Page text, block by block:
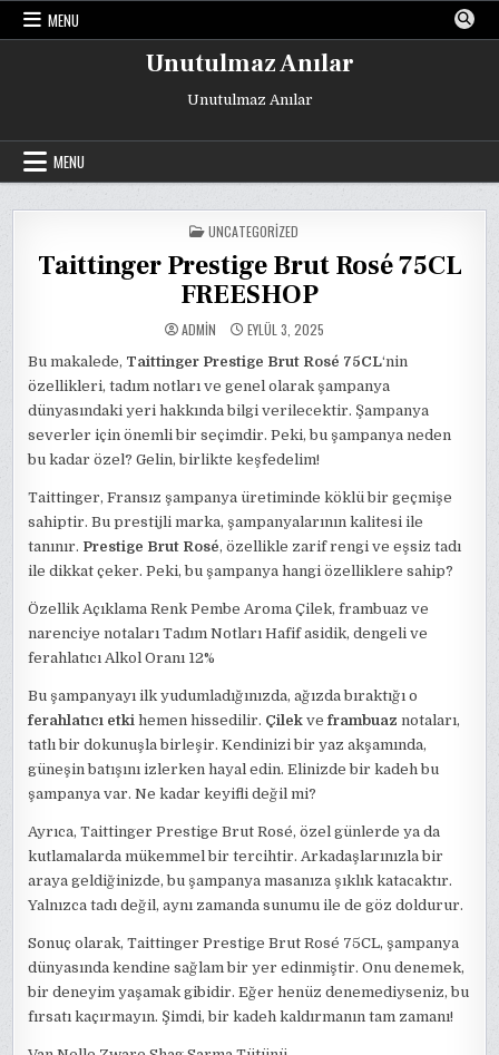
Skip
MENU
Unutulmaz Anılar
Unutulmaz Anılar
MENU
POSTED
IN
UNCATEGORIZED
Taittinger Prestige Brut Rosé 75CL
FREESHOP
ADMIN EYLÜL 3, 2025
Bu makalede, Taittinger Prestige Brut Rosé 75CL‘nin
özellikleri, tadım notları ve genel olarak şampanya
dünyasındaki yeri hakkında bilgi verilecektir. Şampanya
severler için önemli bir seçimdir. Peki, bu şampanya neden
bu kadar özel? Gelin, birlikte keşfedelim!
Taittinger, Fransız şampanya üretiminde köklü bir geçmişe
sahiptir. Bu prestijli marka, şampanyalarının kalitesi ile
tanınır. Prestige Brut Rosé, özellikle zarif rengi ve eşsiz tadı
ile dikkat çeker. Peki, bu şampanya hangi özelliklere sahip?
Özellik Açıklama Renk Pembe Aroma Çilek, frambuaz ve
narenciye notaları Tadım Notları Hafif asidik, dengeli ve
ferahlatıcı Alkol Oranı 12%
Bu şampanyayı ilk yudumladığınızda, ağızda bıraktığı o
ferahlatıcı etki hemen hissedilir. Çilek veframbuaz notaları,
tatlı bir dokunuşla birleşir. Kendinizi bir yaz akşamında,
güneşin batışını izlerken hayal edin. Elinizde bir kadeh bu
şampanya var. Ne kadar keyifli değil mi?
Ayrıca, Taittinger Prestige Brut Rosé, özel günlerde ya da
kutlamalarda mükemmel bir tercihtir. Arkadaşlarınızla bir
araya geldiğinizde, bu şampanya masanıza şıklık katacaktır.
Yalnızca tadı değil, aynı zamanda sunumu ile de göz doldurur.
Sonuç olarak, Taittinger Prestige Brut Rosé 75CL, şampanya
dünyasında kendine sağlam bir yer edinmiştir. Onu denemek,
bir deneyim yaşamak gibidir. Eğer henüz denemediyseniz, bu
fırsatı kaçırmayın. Şimdi, bir kadeh kaldırmanın tam zamanı!